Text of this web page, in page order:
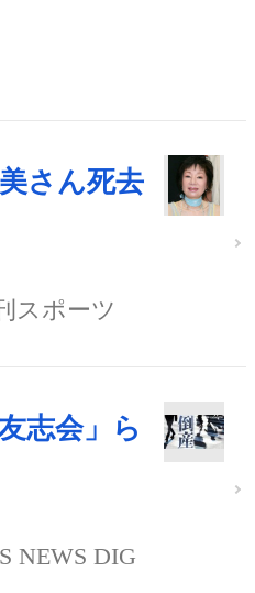
さん死去
スポーツ
志会」ら
NEWS DIG